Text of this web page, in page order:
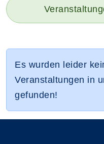
Es wurden leider
Veranstaltungen in
gefunden!